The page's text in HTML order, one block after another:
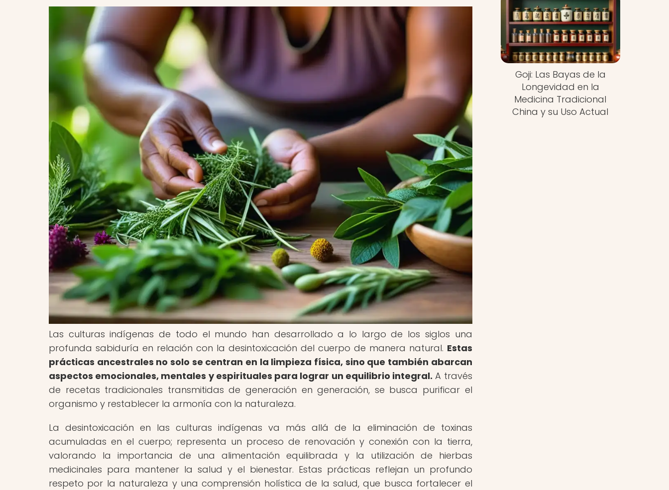
Las culturas indígenas de todo el mundo han desarrollado a lo largo de los siglos una
profunda sabiduría en relación con la desintoxicación del cuerpo de manera natural. Estas
prácticas ancestrales no solo se centran en la limpieza física, sino que también abarcan
aspectos emocionales, mentales y espirituales para lograr un equilibrio integral. A través
de recetas tradicionales transmitidas de generación en generación, se busca purificar el
organismo y restablecer la armonía con la naturaleza.
La desintoxicación en las culturas indígenas va más allá de la eliminación de toxinas
acumuladas en el cuerpo; representa un proceso de renovación y conexión con la tierra,
valorando la importancia de una alimentación equilibrada y la utilización de hierbas
medicinales para mantener la salud y el bienestar. Estas prácticas reflejan un profundo
respeto por la naturaleza y una comprensión holística de la salud, que busca fortalecer el
Goji: Las Bayas de la
Longevidad en la
Medicina Tradicional
China y su Uso Actual